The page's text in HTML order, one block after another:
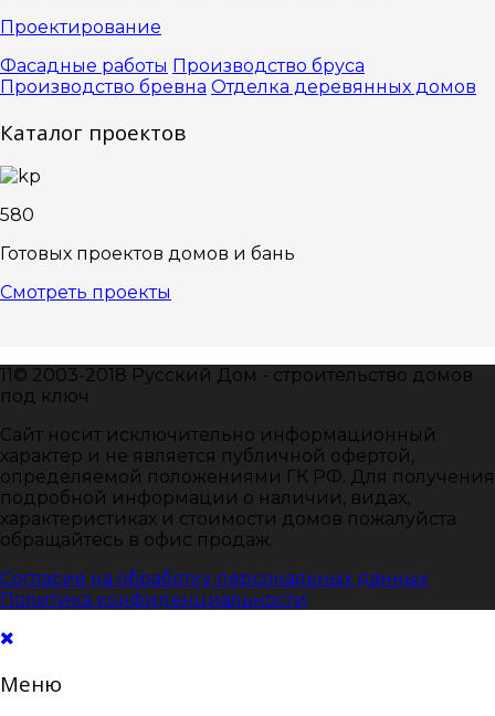
Проектирование
Фасадные работы Производство бруса
Производство бревна Отделка деревянных домов
Каталог проектов
580
Готовых проектов домов и бань
Смотреть проекты
11© 2003-2018 Русский Дом - строительство домов
под ключ
Сайт носит исключительно информационный
характер и не является публичной офертой,
определяемой положениями ГК РФ. Для получения
подробной информации о наличии, видах,
характеристиках и стоимости домов пожалуйста
обращайтесь в офис продаж.
Согласие на обработку персональных данных
Политика конфиденциальности
Меню